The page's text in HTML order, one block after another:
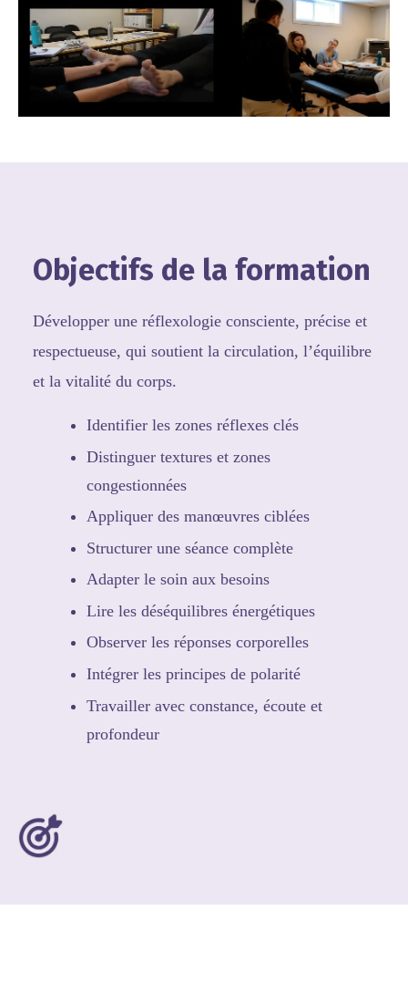
Objectifs de la formation
Développer une réflexologie consciente, précise et
respectueuse, qui soutient la circulation, l’équilibre
et la vitalité du corps.
Identifier les zones réflexes clés
Distinguer textures et zones
congestionnées
Appliquer des manœuvres ciblées
Structurer une séance complète
Adapter le soin aux besoins
Lire les déséquilibres énergétiques
Observer les réponses corporelles
Intégrer les principes de polarité
Travailler avec constance, écoute et
profondeur